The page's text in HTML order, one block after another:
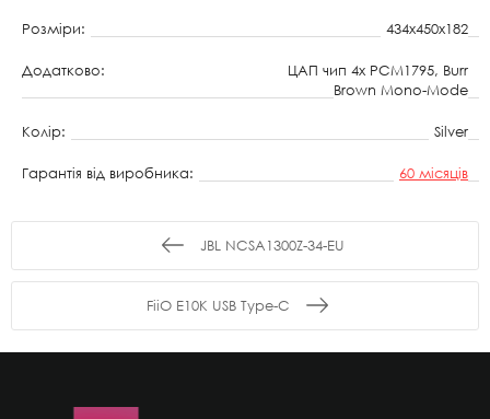
Розміри: 434х450х182
Додатково:
ЦАП чип 4x PCM1795, Burr
Brown Mono-Mode
Колір: Silver
Гарантія від виробника: 60 місяців
JBL NCSA1300Z-34-EU
FiiO E10K USB Type-C